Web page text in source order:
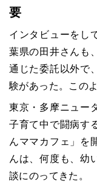
要
インタビューをし
葉県の田井さんも
通じた委託以外で
験があった。この
東京・多摩ニュー
子育て中で闘病す
んママカフェ」を
んは、何度も、幼
談にのってきた。